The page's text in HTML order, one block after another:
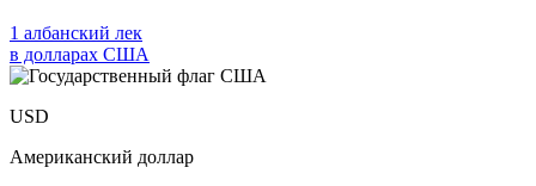
1 албанский лек
в долларах США
USD
Американский доллар